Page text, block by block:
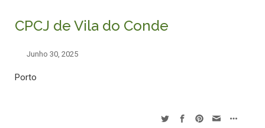
CPCJ de Vila do Conde
Junho 30, 2025
Porto